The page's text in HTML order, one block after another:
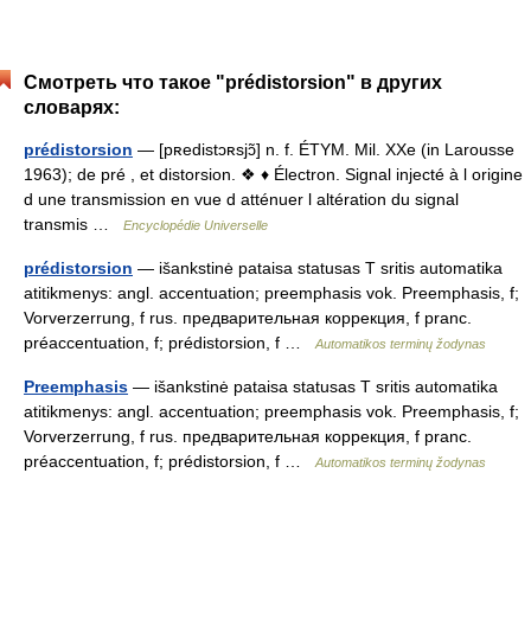
Смотреть что такое "prédistorsion" в других
словарях:
prédistorsion — [pʀedistɔʀsjɔ̃] n. f. ÉTYM. Mil. XXe (in Larousse
1963); de pré , et distorsion. ❖ ♦ Électron. Signal injecté à l origine
d une transmission en vue d atténuer l altération du signal
transmis …
Encyclopédie Universelle
prédistorsion — išankstinė pataisa statusas T sritis automatika
atitikmenys: angl. accentuation; preemphasis vok. Preemphasis, f;
Vorverzerrung, f rus. предварительная коррекция, f pranc.
préaccentuation, f; prédistorsion, f …
Automatikos terminų žodynas
Preemphasis — išankstinė pataisa statusas T sritis automatika
atitikmenys: angl. accentuation; preemphasis vok. Preemphasis, f;
Vorverzerrung, f rus. предварительная коррекция, f pranc.
préaccentuation, f; prédistorsion, f …
Automatikos terminų žodynas